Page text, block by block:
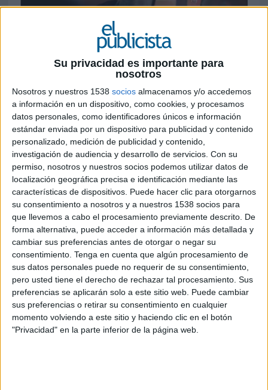
Su privacidad es importante para
nosotros
Nosotros y nuestros 1538 socios almacenamos y/o accedemos
a información en un dispositivo, como cookies, y procesamos
datos personales, como identificadores únicos e información
estándar enviada por un dispositivo para publicidad y contenido
personalizado, medición de publicidad y contenido,
investigación de audiencia y desarrollo de servicios. Con su
permiso, nosotros y nuestros socios podemos utilizar datos de
localización geográfica precisa e identificación mediante las
características de dispositivos. Puede hacer clic para otorgarnos
su consentimiento a nosotros y a nuestros 1538 socios para
que llevemos a cabo el procesamiento previamente descrito. De
forma alternativa, puede acceder a información más detallada y
cambiar sus preferencias antes de otorgar o negar su
consentimiento. Tenga en cuenta que algún procesamiento de
sus datos personales puede no requerir de su consentimiento,
pero usted tiene el derecho de rechazar tal procesamiento. Sus
preferencias se aplicarán solo a este sitio web. Puede cambiar
sus preferencias o retirar su consentimiento en cualquier
momento volviendo a este sitio y haciendo clic en el botón
"Privacidad" en la parte inferior de la página web.
29 DE MARZO DE 2013
La herramienta proporciona información
determinante para calcular el valor total, valor
por clic y ROI que el móvil está atrayendo de los
clientes y usuarios móviles desde todos los
canales.
Google ha presentado una nueva herramienta dirigida los anunciantes interesados
en medisr el retorno de la inversión en publicidad pensada para dispositivos
móviles. Según han explicado fuentes de la compañía, la plataforma “Full Value
Calculator” está diseñada para permitir a las empresas mantener un control sobre
visitas la web móvil y la actividad entre dispositivos.
Pensada para grandes, medianas y pequeñas esmpresas, desde Google se asegura
que en apenas 30 minutos los anunciantes pueden cargar datos de AdWords y sus
de sitios web móviles y "hacer algunas suposiciones clave para crear una
estimación del valor del negocio móvil". A priori la herramienta proporciona
información determinante para calcular el valor total, valor por clic y ROI que el
móvil está atrayendo de los clientes y usuarios móviles desde todos los canales, no
únicmente desde un website optimizado para dispositivos móviles.